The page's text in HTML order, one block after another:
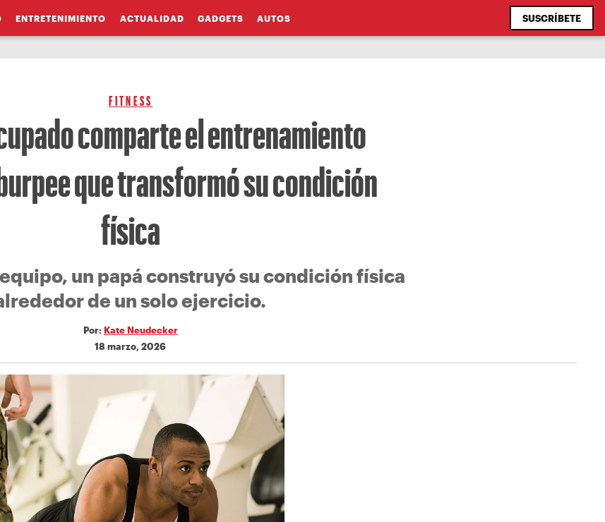
ENTRETENIMIENTO ACTUALIDAD GADGETS AUTOS SUSCRÍBETE
FITNESS
comparte el entrenamiento
que transformó su condición
física
un papá construyó su condición física
de un solo ejercicio.
Por: Kate Neudecker
18 marzo, 2026